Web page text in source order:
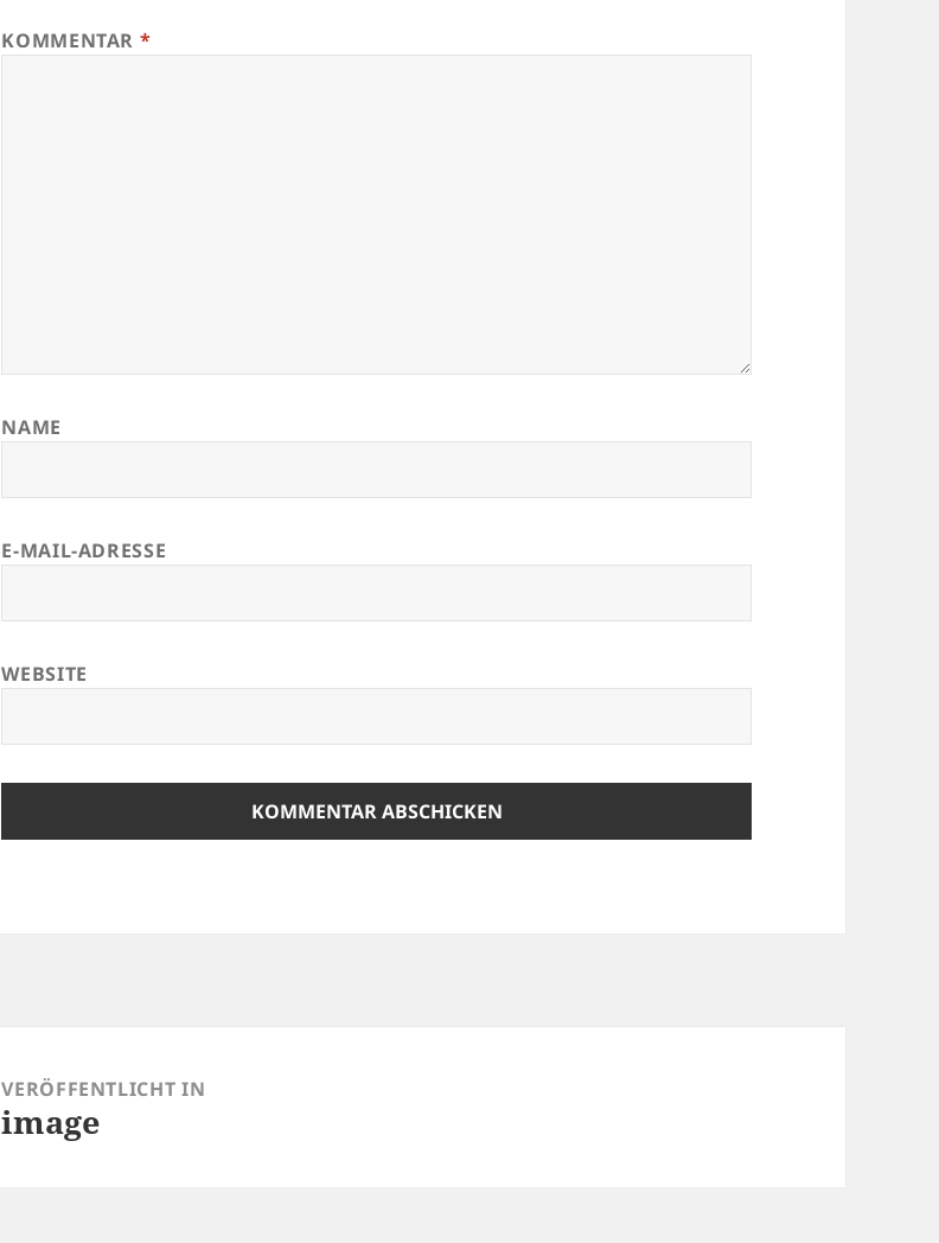
KOMMENTAR *
NAME
E-MAIL-ADRESSE
WEBSITE
VERÖFFENTLICHT IN
image